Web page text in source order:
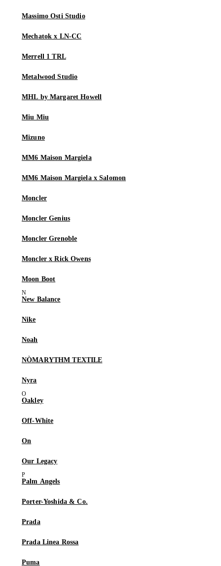
Massimo Osti Studio
Mechatok x LN-CC
Merrell 1 TRL
Metalwood Studio
MHL by Margaret Howell
Miu Miu
Mizuno
MM6 Maison Margiela
MM6 Maison Margiela x Salomon
Moncler
Moncler Genius
Moncler Grenoble
Moncler x Rick Owens
Moon Boot
New Balance
Nike
Noah
NÒMARYTHM TEXTILE
Nyra
Oakley
Off-White
On
Our Legacy
Palm Angels
Porter-Yoshida & Co.
Prada
Prada Linea Rossa
Puma